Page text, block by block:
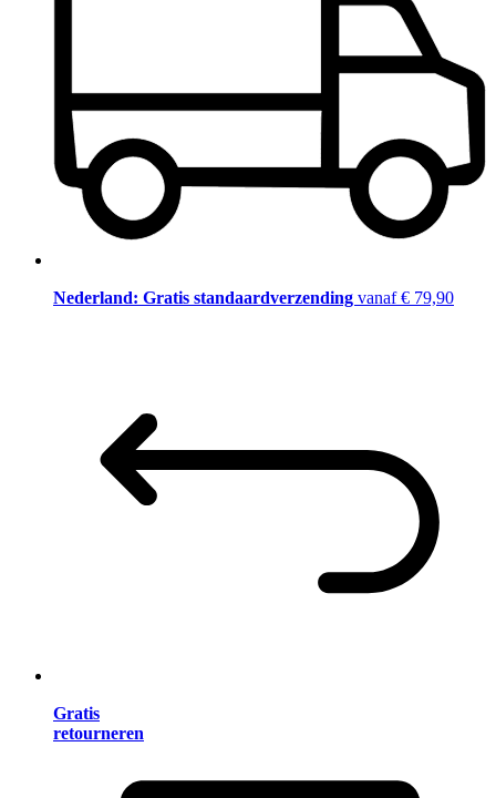
Nederland: Gratis standaardverzending vanaf € 79,90
Gratis
retourneren